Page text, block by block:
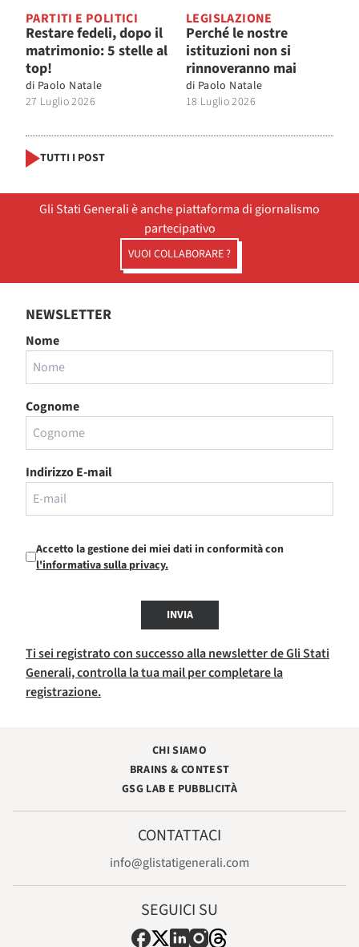
PARTITI E POLITICI
Restare fedeli, dopo il
matrimonio: 5 stelle al
top!
di Paolo Natale
27 Luglio 2026
LEGISLAZIONE
Perché le nostre
istituzioni non si
rinnoveranno mai
di Paolo Natale
18 Luglio 2026
TUTTI I POST
Gli Stati Generali è anche piattaforma di giornalismo
partecipativo
VUOI COLLABORARE ?
NEWSLETTER
Nome
Cognome
Indirizzo E-mail
Accetto la gestione dei miei dati in conformità con
l'informativa sulla privacy.
INVIA
Ti sei registrato con successo alla newsletter de Gli Stati
Generali, controlla la tua mail per completare la
registrazione.
CHI SIAMO
BRAINS & CONTEST
GSG LAB E PUBBLICITÀ
CONTATTACI
info@glistatigenerali.com
SEGUICI SU